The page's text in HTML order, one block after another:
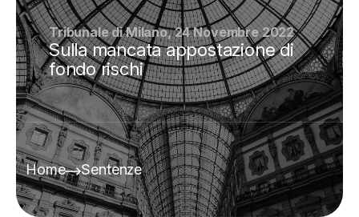
Tribunale di Milano, 24 Novembre 2022
Sulla mancata appostazione di
fondo rischi
Home Sentenze